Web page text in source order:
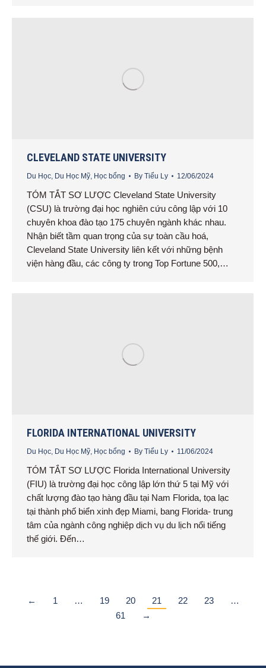
CLEVELAND STATE UNIVERSITY
Du Học Du Học Mỹ Học bổng By Tiểu Ly 12/06/2024
TÓM TẮT SƠ LƯỢC Cleveland State University
(CSU) là trường đại học nghiên cứu công lập với 10
chuyên khoa đào tạo 175 chuyên ngành khác nhau.
Nhận biết tầm quan trọng của sự toàn cầu hoá,
Cleveland State University liên kết với những bệnh
viện hàng đầu, các công ty trong Top Fortune 500,…
FLORIDA INTERNATIONAL UNIVERSITY
Du Học Du Học Mỹ Học bổng By Tiểu Ly 11/06/2024
TÓM TẮT SƠ LƯỢC Florida International University
(FIU) là trường đại học công lập lớn thứ 5 tại Mỹ với
chất lượng đào tạo hàng đầu tại Nam Florida, tọa lạc
tại thành phố biển xinh đẹp Miami, bang Florida- trung
tâm của ngành công nghiệp dịch vụ du lịch nổi tiếng
thế giới. Đến…
← 1 … 19 20 21 22 23
…
61
→